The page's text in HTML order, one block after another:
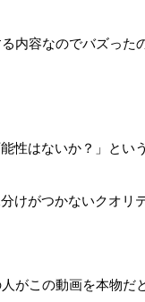
内容なのでバズった
性はないか？」とい
けがつかないクオリ
がこの動画を本物だ